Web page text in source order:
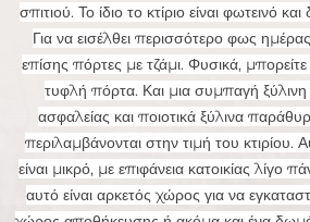
σπιτιού. Το ίδιο το κτίριο είναι φωτεινό
Για να εισέλθει περισσότερο φως
επίσης πόρτες με τζάμι. Φυσικά,
τυφλή πόρτα. Και μια συμπαγή ξύλινη
ασφαλείας και ποιοτικά ξύλινα
περιλαμβάνονται στην τιμή του
είναι μικρό, με επιφάνεια κατοικίας
αυτό είναι αρκετός χώρος για να